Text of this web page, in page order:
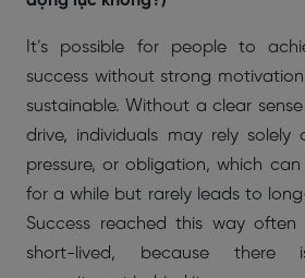
It’s possible for people to
success without strong
sustainable. Without a clear
drive, individuals may rely solely
pressure, or obligation, which
for a while but rarely leads to
Success reached this way
short-lived, because there